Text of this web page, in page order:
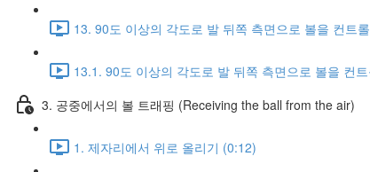
13. 90도 이상의 각도로 발 뒤쪽 측면으로 볼을 컨트
13.1. 90도 이상의 각도로 발 뒤쪽 측면으로 볼을 컨
3. 공중에서의 볼 트래핑 (Receiving the ball from the air)
1. 제자리에서 위로 올리기 (0:12)